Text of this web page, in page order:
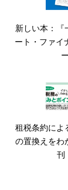
新しい本：『
ート・ファイ
租税条約によ
の置換えをわ
刊